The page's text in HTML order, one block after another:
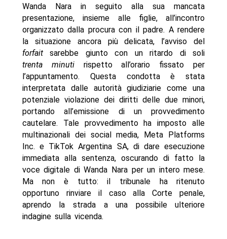
Wanda Nara in seguito alla sua mancata
presentazione, insieme alle figlie, all’incontro
organizzato dalla procura con il padre. A rendere
la situazione ancora più delicata, l’avviso del
forfaitsarebbe giunto con un ritardo di soli
trenta minutirispetto all’orario fissato per
l’appuntamento. Questa condotta è stata
interpretata dalle autorità giudiziarie come una
potenziale violazione dei diritti delle due minori,
portando all’emissione di un provvedimento
cautelare. Tale provvedimento ha imposto alle
multinazionali dei social media, Meta Platforms
Inc. e TikTok Argentina SA, di dare esecuzione
immediata alla sentenza, oscurando di fatto la
voce digitale di Wanda Nara per un intero mese.
Ma non è tutto: il tribunale ha ritenuto
opportuno rinviare il caso alla Corte penale,
aprendo la strada a una possibile ulteriore
indagine sulla vicenda.